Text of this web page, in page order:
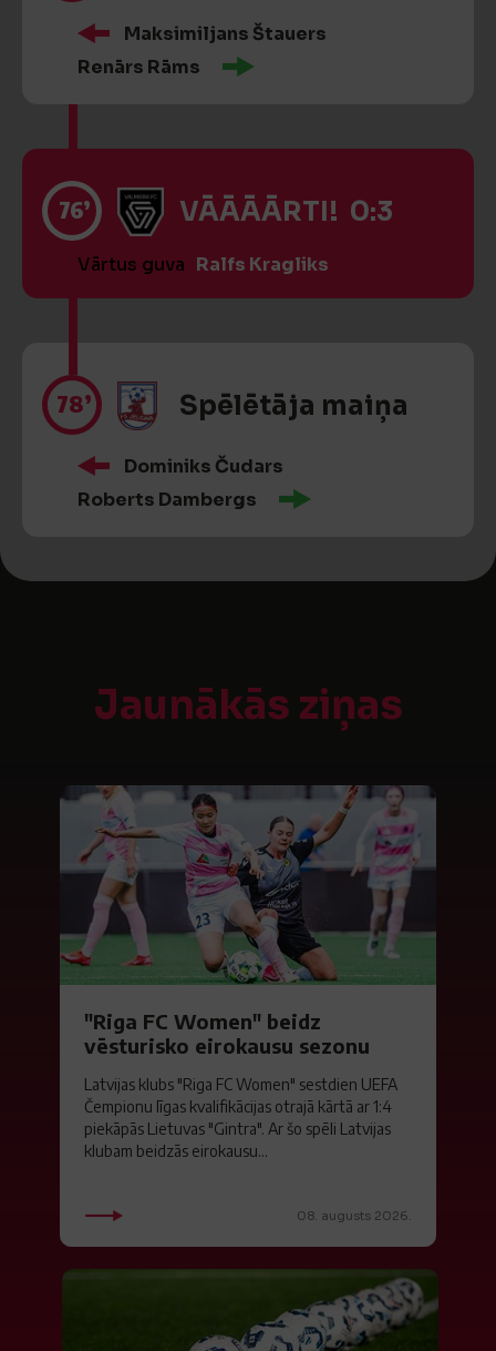
Maksimiljans Štauers
Renārs Rāms
76’ VĀĀĀĀRTI! 0:3
Vārtus guva Ralfs Kragliks
78’ Spēlētāja maiņa
Dominiks Čudars
Roberts Dambergs
Jaunākās ziņas
"Riga FC Women" beidz
vēsturisko eirokausu sezonu
Latvijas klubs "Riga FC Women" sestdien UEFA
Čempionu līgas kvalifikācijas otrajā kārtā ar 1:4
piekāpās Lietuvas "Gintra". Ar šo spēli Latvijas
klubam beidzās eirokausu...
08. augusts 2026.